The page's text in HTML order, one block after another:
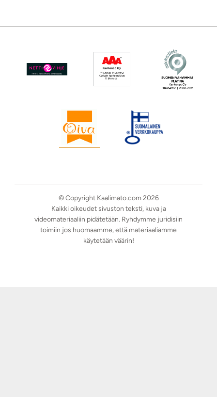
© Copyright Kaalimato.com 2026
Kaikki oikeudet sivuston teksti, kuva ja
videomateriaaliin pidätetään. Ryhdymme juridisiin
toimiin jos huomaamme, että materiaaliamme
käytetään väärin!